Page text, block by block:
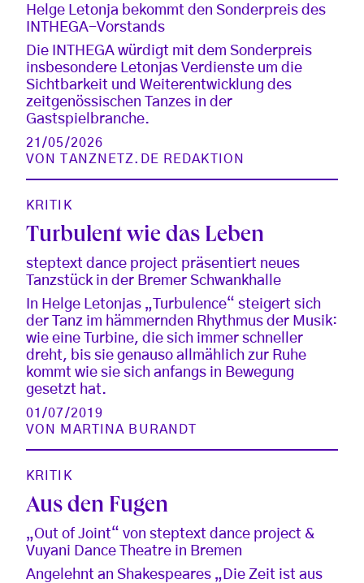
Helge Letonja bekommt den Sonderpreis des
INTHEGA-Vorstands
Die INTHEGA würdigt mit dem Sonderpreis
insbesondere Letonjas Verdienste um die
Sichtbarkeit und Weiterentwicklung des
zeitgenössischen Tanzes in der
Gastspielbranche.
21/05/2026
VON
TANZNETZ.DE REDAKTION
KRITIK
Turbulent wie das Leben
steptext dance project präsentiert neues
Tanzstück in der Bremer Schwankhalle
In Helge Letonjas „Turbulence“ steigert sich
der Tanz im hämmernden Rhythmus der Musik:
wie eine Turbine, die sich immer schneller
dreht, bis sie genauso allmählich zur Ruhe
kommt wie sie sich anfangs in Bewegung
gesetzt hat.
01/07/2019
VON MARTINA BURANDT
KRITIK
Aus den Fugen
„Out of Joint“ von steptext dance project &
Vuyani Dance Theatre in Bremen
Angelehnt an Shakespeares „Die Zeit ist aus